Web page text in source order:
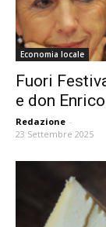
Economia locale
Fuori
e don
Redazione -
23 Settembre 2025